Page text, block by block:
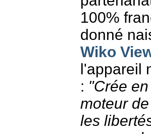
100%
donné
Wiko
l'appareil
: "Crée
moteur
les